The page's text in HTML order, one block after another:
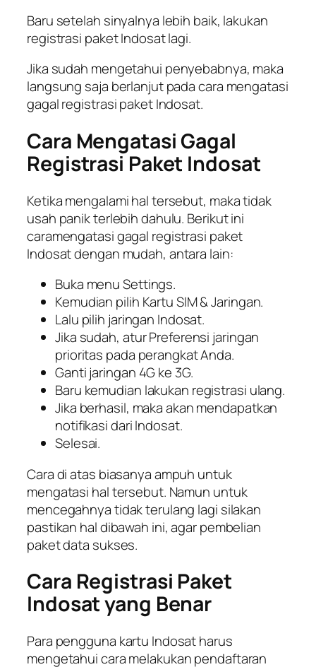
Baru setelah sinyalnya lebih baik, lakukan
registrasi paket Indosat lagi.
Jika sudah mengetahui penyebabnya, maka
langsung saja berlanjut pada cara mengatasi
gagal registrasi paket Indosat.
Cara Mengatasi Gagal
Registrasi Paket Indosat
Ketika mengalami hal tersebut, maka tidak
usah panik terlebih dahulu. Berikut ini
caramengatasi gagal registrasi paket
Indosat dengan mudah, antara lain:
Buka menu Settings.
Kemudian pilih Kartu SIM & Jaringan.
Lalu pilih jaringan Indosat.
Jika sudah, atur Preferensi jaringan
prioritas pada perangkat Anda.
Ganti jaringan 4G ke 3G.
Baru kemudian lakukan registrasi ulang.
Jika berhasil, maka akan mendapatkan
notifikasi dari Indosat.
Selesai.
Cara di atas biasanya ampuh untuk
mengatasi hal tersebut. Namun untuk
mencegahnya tidak terulang lagi silakan
pastikan hal dibawah ini, agar pembelian
paket data sukses.
Cara Registrasi Paket
Indosat yang Benar
Para pengguna kartu Indosat harus
mengetahui cara melakukan pendaftaran